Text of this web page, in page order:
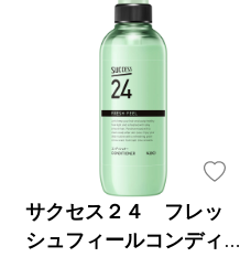
サクセス２４ フレッ
シュフィールコンディ